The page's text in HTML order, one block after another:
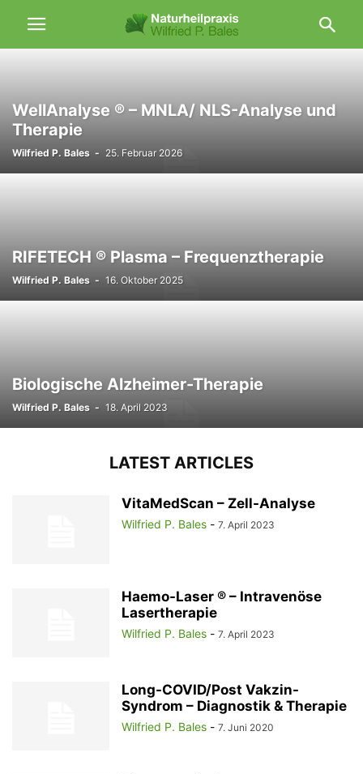
WellAnalyse ® – MNLA/ NLS-Analyse und
Therapie
Wilfried P. Bales - 25. Februar 2026
RIFETECH ® Plasma – Frequenztherapie
Wilfried P. Bales - 16. Oktober 2025
Biologische Alzheimer-Therapie
Wilfried P. Bales - 18. April 2023
LATEST ARTICLES
VitaMedScan – Zell-Analyse
Wilfried P. Bales - 7. April 2023
Haemo-Laser ® – Intravenöse
Lasertherapie
Wilfried P. Bales - 7. April 2023
Long-COVID/Post Vakzin-
Syndrom – Diagnostik & Therapie
Wilfried P. Bales - 7. Juni 2020